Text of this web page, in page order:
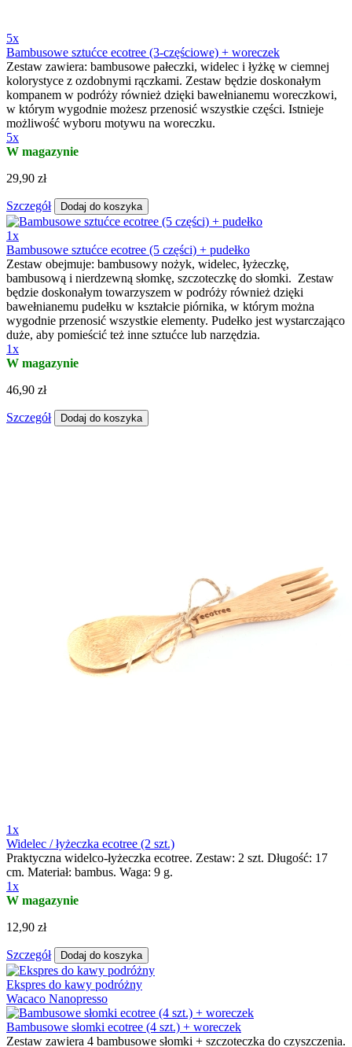
5x
Bambusowe sztućce ecotree (3-częściowe) + woreczek
Zestaw zawiera: bambusowe pałeczki, widelec i łyżkę w ciemnej
kolorystyce z ozdobnymi rączkami. Zestaw będzie doskonałym
kompanem w podróży również dzięki bawełnianemu woreczkowi,
w którym wygodnie możesz przenosić wszystkie części. Istnieje
możliwość wyboru motywu na woreczku.
5x
W magazynie
29,90 zł
Szczegół Dodaj do koszyka
1x
Bambusowe sztućce ecotree (5 części) + pudełko
Zestaw obejmuje: bambusowy nożyk, widelec, łyżeczkę,
bambusową i nierdzewną słomkę, szczoteczkę do słomki. Zestaw
będzie doskonałym towarzyszem w podróży również dzięki
bawełnianemu pudełku w kształcie piórnika, w którym można
wygodnie przenosić wszystkie elementy. Pudełko jest wystarczająco
duże, aby pomieścić też inne sztućce lub narzędzia.
1x
W magazynie
46,90 zł
Szczegół Dodaj do koszyka
1x
Widelec / łyżeczka ecotree (2 szt.)
Praktyczna widelco-łyżeczka ecotree. Zestaw: 2 szt. Długość: 17
cm. Materiał: bambus. Waga: 9 g.
1x
W magazynie
12,90 zł
Szczegół Dodaj do koszyka
Ekspres do kawy podróżny
Wacaco Nanopresso
Bambusowe słomki ecotree (4 szt.) + woreczek
Zestaw zawiera 4 bambusowe słomki + szczoteczka do czyszczenia.